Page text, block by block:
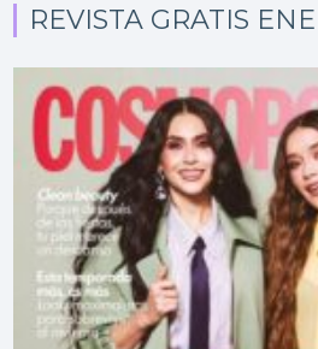
REVISTA GRATIS